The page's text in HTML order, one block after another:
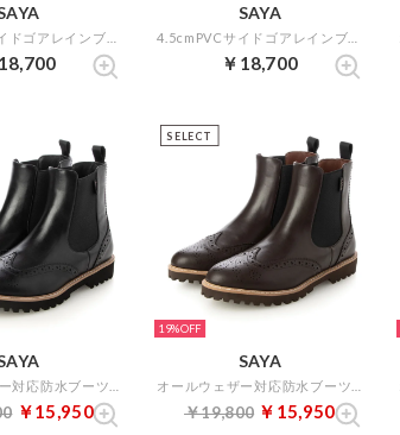
SAYA
￥18,700
￥15,950
SELECT
19%
SAYA
￥19,800 ￥15,950